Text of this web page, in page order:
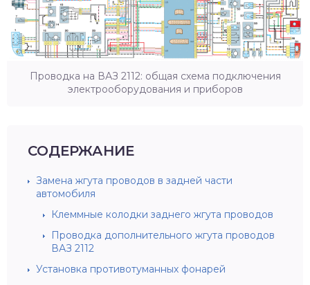
Проводка на ВАЗ 2112: общая схема подключения
электрооборудования и приборов
СОДЕРЖАНИЕ
Замена жгута проводов в задней части
автомобиля
Клеммные колодки заднего жгута проводов
Проводка дополнительного жгута проводов
ВАЗ 2112
Установка противотуманных фонарей